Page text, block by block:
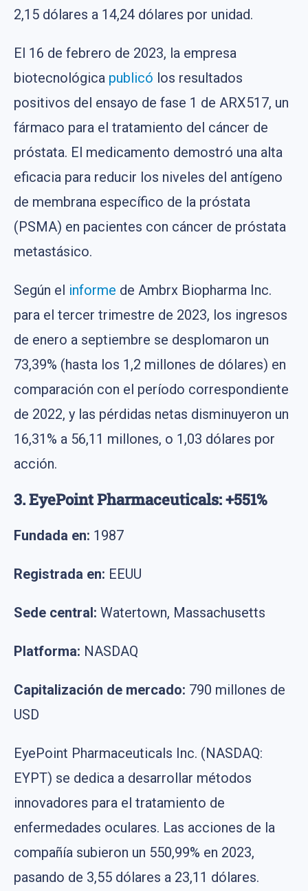
2,15 dólares a 14,24 dólares por unidad.
El 16 de febrero de 2023, la empresa
biotecnológica publicó los resultados
positivos del ensayo de fase 1 de ARX517, un
fármaco para el tratamiento del cáncer de
próstata. El medicamento demostró una alta
eficacia para reducir los niveles del antígeno
de membrana específico de la próstata
(PSMA) en pacientes con cáncer de próstata
metastásico.
Según el informe de Ambrx Biopharma Inc.
para el tercer trimestre de 2023, los ingresos
de enero a septiembre se desplomaron un
73,39% (hasta los 1,2 millones de dólares) en
comparación con el período correspondiente
de 2022, y las pérdidas netas disminuyeron un
16,31% a 56,11 millones, o 1,03 dólares por
acción.
3. EyePoint Pharmaceuticals: +551%
Fundada en: 1987
Registrada en: EEUU
Sede central: Watertown, Massachusetts
Platforma: NASDAQ
Capitalización de mercado: 790 millones de
USD
EyePoint Pharmaceuticals Inc. (NASDAQ:
EYPT) se dedica a desarrollar métodos
innovadores para el tratamiento de
enfermedades oculares. Las acciones de la
compañía subieron un 550,99% en 2023,
pasando de 3,55 dólares a 23,11 dólares.